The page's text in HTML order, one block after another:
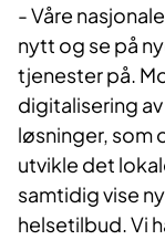
- Våre
nytt og se på
tjenester på.
digitalisering
løsninger, som
utvikle det
samtidig vise
helsetilbud. Vi